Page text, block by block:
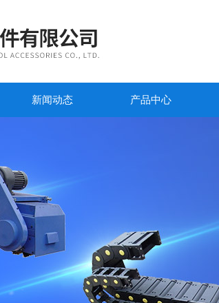
新闻动态 产品中心